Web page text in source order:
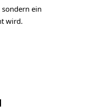
sondern ein
wird.